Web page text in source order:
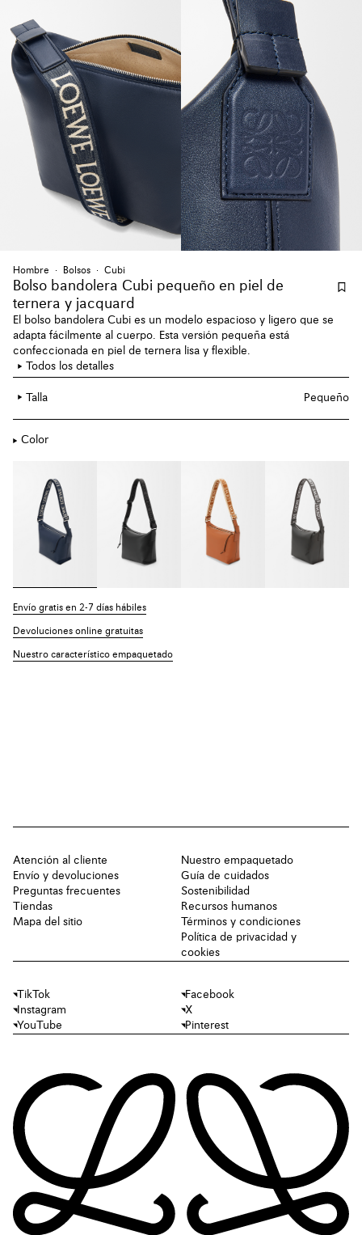
Hombre Bolsos Cubi
Bolso bandolera Cubi pequeño en piel de
ternera y jacquard
El bolso bandolera Cubi es un modelo espacioso y ligero que se
adapta fácilmente al cuerpo. Esta versión pequeña está
confeccionada en piel de ternera lisa y flexible.
Todos los detalles
Talla Pequeño
Color
Envío gratis en 2-7 días hábiles
Devoluciones online gratuitas
Nuestro característico empaquetado
Atención al cliente
Envío y devoluciones
Preguntas frecuentes
Tiendas
Mapa del sitio
Nuestro empaquetado
Guía de cuidados
Sostenibilidad
Recursos humanos
Términos y condiciones
Política de privacidad y
cookies
TikTok
Facebook
Instagram
X
YouTube
Pinterest